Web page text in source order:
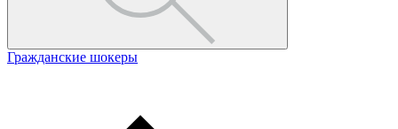
Гражданские шокеры